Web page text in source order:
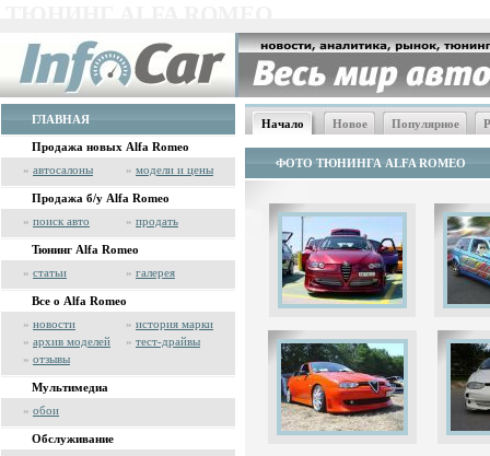
ГЛАВНАЯ
Продажа новых Alfa Romeo
» автосалоны » модели и цены
Продажа б/у Alfa Romeo
» поиск авто » продать
Тюнинг Alfa Romeo
» статьи » галерея
Все о Alfa Romeo
» новости » история марки
» архив моделей » тест-драйвы
» отзывы
Мультимедиа
» обои
Обслуживание
Начало Новое Популярное
ФОТО ТЮНИНГА ALFA ROMEO